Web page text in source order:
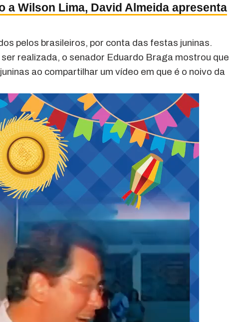
a Wilson Lima, David Almeida apresenta
pelos brasileiros, por conta das festas juninas.
realizada, o senador Eduardo Braga mostrou que
ao compartilhar um vídeo em que é o noivo da